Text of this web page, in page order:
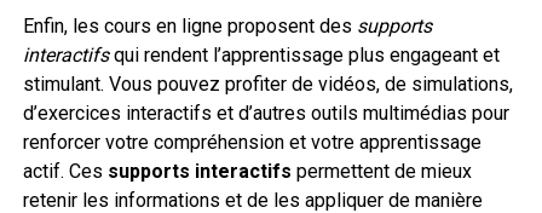
Enfin, les cours en ligne proposent des supports
interactifsqui rendent l’apprentissage plus engageant et
stimulant. Vous pouvez profiter de vidéos, de simulations,
d’exercices interactifs et d’autres outils multimédias pour
renforcer votre compréhension et votre apprentissage
actif. Ces supports interactifs permettent de mieux
retenir les informations et de les appliquer de manière